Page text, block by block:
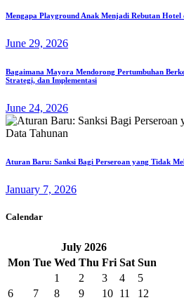
Mengapa Playground Anak Menjadi Rebutan Hotel
June 29, 2026
Bagaimana Mayora Mendorong Pertumbuhan
Strategi, dan Implementasi
June 24, 2026
Aturan Baru: Sanksi Bagi Perseroan yang Tidak
January 7, 2026
Calendar
July 2026
Mon Tue Wed Thu Fri Sat Sun
1
2 3 4
5
6
7 8 9 10 11
12